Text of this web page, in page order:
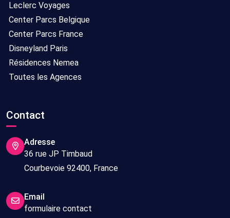
Leclerc Voyages
Center Parcs Belgique
Center Parcs France
Disneyland Paris
Résidences Nemea
Toutes les Agences
Contact
Adresse
36 rue JP Timbaud
Courbevoie 92400, France
Email
formulaire contact